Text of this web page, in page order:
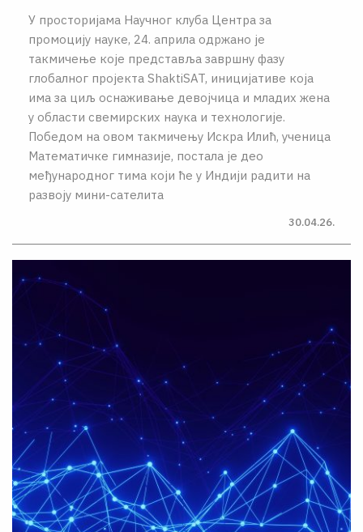
У просторијама Научног клуба Центра за
промоцију науке, 24. априла одржано је
такмичење које представља завршну фазу
глобалног пројекта ShaktiSAT, иницијативе која
има за циљ оснаживање девојчица и младих жена
у области свемирских наука и технологије.
Победом на овом такмичењу Искра Илић, ученица
Математичке гимназије, постала је део
међународног тима који ће у Индији радити на
развоју мини-сателита
30.04.26.